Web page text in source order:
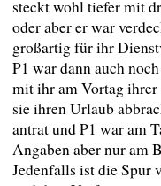
steckt wohl tiefer mit
oder aber er war
großartig für ihr
P1 war dann auch
mit ihr am Vortag
sie ihren Urlaub
antrat und P1 war am
Angaben aber nur am
Jedenfalls ist die Spur